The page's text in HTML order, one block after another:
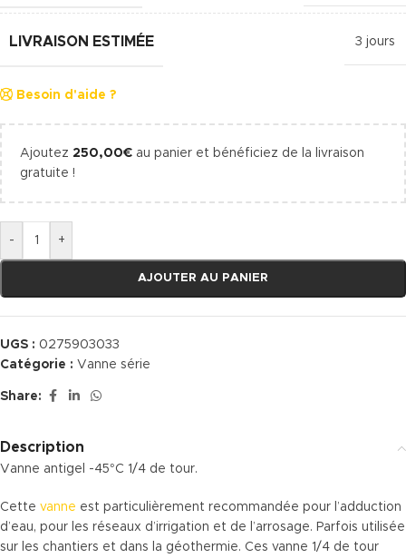
LIVRAISON ESTIMÉE 3 jours
Besoin d'aide ?
Ajoutez 250,00€ au panier et bénéficiez de la livraison
gratuite !
- +
AJOUTER AU PANIER
UGS : 0275903033
Catégorie : Vanne série
Share:
Description
Vanne antigel -45°C 1/4 de tour.
Cette vanne est particulièrement recommandée pour l’adduction
d’eau, pour les réseaux d’irrigation et de l’arrosage. Parfois utilisée
sur les chantiers et dans la géothermie. Ces vanne 1/4 de tour